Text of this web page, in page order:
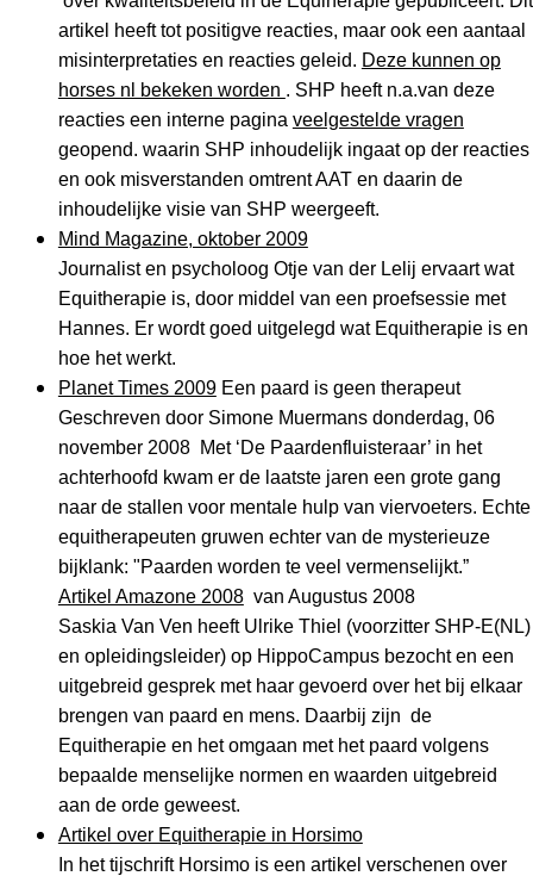
artikel heeft tot positigve reacties, maar ook een aantaal
misinterpretaties en reacties geleid. Deze kunnen op
horses nl bekeken worden . SHP heeft n.a.van deze
reacties een interne pagina veelgestelde vragen
geopend. waarin SHP inhoudelijk ingaat op der reacties
en ook misverstanden omtrent AAT en daarin de
inhoudelijke visie van SHP weergeeft.
Mind Magazine, oktober 2009
Journalist en psycholoog Otje van der Lelij ervaart wat
Equitherapie is, door middel van een proefsessie met
Hannes. Er wordt goed uitgelegd wat Equitherapie is en
hoe het werkt.
Planet Times 2009Een paard is geen therapeut
Geschreven door Simone Muermans donderdag, 06
november 2008 Met ‘De Paardenfluisteraar’ in het
achterhoofd kwam er de laatste jaren een grote gang
naar de stallen voor mentale hulp van viervoeters. Echte
equitherapeuten gruwen echter van de mysterieuze
bijklank: "Paarden worden te veel vermenselijkt.”
Artikel Amazone 2008van Augustus 2008
Saskia Van Ven heeft Ulrike Thiel (voorzitter SHP-E(NL)
en opleidingsleider) op HippoCampus bezocht en een
uitgebreid gesprek met haar gevoerd over het bij elkaar
brengen van paard en mens. Daarbij zijn de
Equitherapie en het omgaan met het paard volgens
bepaalde menselijke normen en waarden uitgebreid
aan de orde geweest.
Artikel over Equitherapie in Horsimo
In het tijschrift Horsimo is een artikel verschenen over